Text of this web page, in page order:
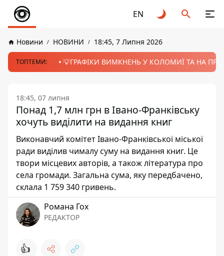
EN
Новини НОВИНИ 18:45, 7 Липня 2026
ТОПТЕМИ: 💡ГРАФІКИ ВИМКНЕНЬ У КОЛОМИЇ ТА НА
18:45, 07 липня
Понад 1,7 млн грн в Івано-Франківську
хочуть виділити на видання книг
Виконавчий комітет Івано-Франківської міської
ради виділив чималу суму на видання книг. Це
твори місцевих авторів, а також література про
села громади. Загальна сума, яку передбачено,
склала 1 759 340 гривень.
Романа Гох
РЕДАКТОР
👍